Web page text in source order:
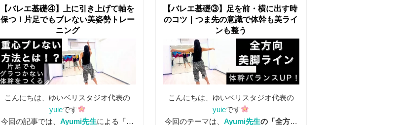
【バレエ基礎④】上に引き上げて軸を
保つ！片足でもブレない美姿勢トレー
ニング
こんにちは、ゆいベリスタジオ代表の
yuieです
今回の記事では、Ayumi先生による「上
【バレエ基礎③】足を前・横に出す時
のコツ｜つま先の意識で体幹も美ライ
ンも整う
こんにちは、ゆいベリスタジオ代表の
yuieです
今回のテーマは、 Ayumi先生の「全方向